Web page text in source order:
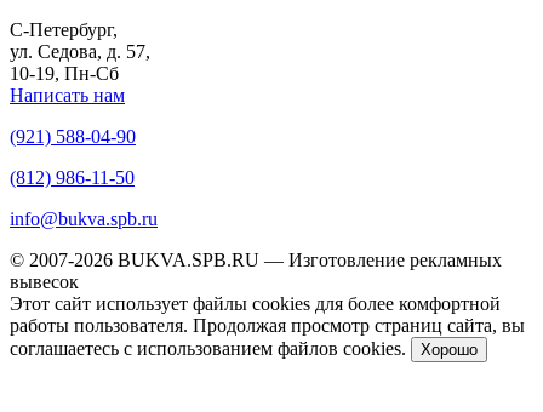
С-Петербург,
ул. Седова, д. 57,
10-19, Пн-Сб
Написать нам
(921) 588-04-90
(812) 986-11-50
info@bukva.spb.ru
© 2007-2026 BUKVA.SPB.RU — Изготовление рекламных
вывесок
Этот сайт использует файлы cookies для более комфортной
работы пользователя. Продолжая просмотр страниц сайта, вы
соглашаетесь с использованием файлов cookies.
Хорошо